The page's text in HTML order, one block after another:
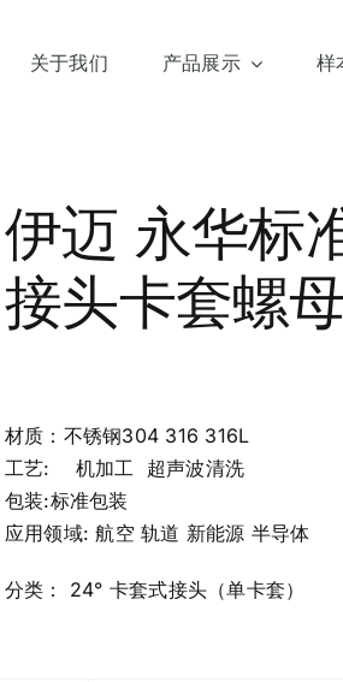
关于我们 产品展示 样
伊迈 永华标
接头卡套螺
材质：不锈钢304 316 316L
工艺: 机加工 超声波清洗
包装:标准包装
应用领域: 航空 轨道 新能源 半导体
分类： 24° 卡套式接头（单卡套）